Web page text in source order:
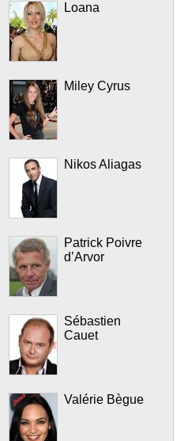
Loana
Miley Cyrus
Nikos Aliagas
Patrick Poivre
d’Arvor
Sébastien
Cauet
Valérie Bègue